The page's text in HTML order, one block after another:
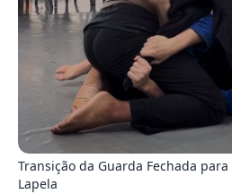
Transição da Guarda Fechada
Lapela